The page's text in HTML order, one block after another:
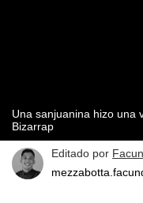
Una sanjuanina hizo una
Bizarrap
Editado por